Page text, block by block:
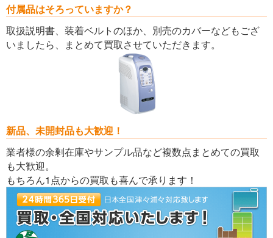
付属品はそろっていますか？
取扱説明書、装着ベルトのほか、別売のカバーなどもござ
いましたら、まとめて買取させていただきます。
新品、未開封品も大歓迎！
業者様の余剰在庫やサンプル品など複数点まとめての買取
も大歓迎。
もちろん1点からの買取も喜んで承ります！